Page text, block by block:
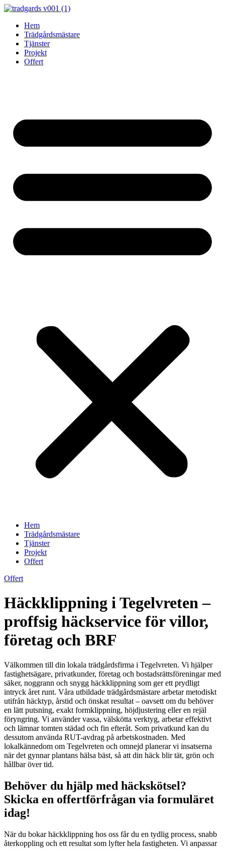
Skip
contentHem
Trädgårdsmästare
Tjänster
Projekt
Offert
Hem
Trädgårdsmästare
Tjänster
Projekt
Offert
Offert
Häckklippning i Tegelvreten –
proffsig häckservice för villor,
företag och BRF
Välkommen till din lokala trädgårdsfirma i Tegelvreten. Vi hjälper
fastighetsägare, privatkunder, företag och bostadsrättsföreningar med
säker, noggrann och snygg häckklippning som ger ett prydligt
intryck året runt. Våra utbildade trädgårdsmästare arbetar metodiskt
utifrån häcktyp, årstid och önskat resultat – oavsett om du behöver
en lätt putsning, exakt formklippning, höjdjustering eller en rejäl
föryngring. Vi använder vassa, välskötta verktyg, arbetar effektivt
och lämnar tomten städad och fin efteråt. Som privatkund kan du
dessutom använda RUT-avdrag på arbetskostnaden. Med
lokalkännedom om Tegelvreten och omnejd planerar vi insatserna
när det gynnar plantans hälsa bäst, så att din häck blir tät, grön och
hållbar över tid.
Behöver du hjälp med häckskötsel?
Skicka en offertförfrågan via formuläret
idag!
När du bokar häckklippning hos oss får du en tydlig process, snabb
återkoppling och ett resultat som lyfter hela fastigheten. Vi anpassar